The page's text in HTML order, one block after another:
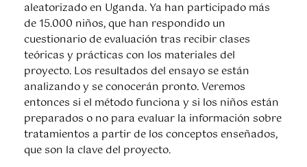
aleatorizado en Uganda. Ya han participado más
de 15.000 niños, que han respondido un
cuestionario de evaluación tras recibir clases
teóricas y prácticas con los materiales del
proyecto. Los resultados del ensayo se están
analizando y se conocerán pronto. Veremos
entonces si el método funciona y si los niños están
preparados o no para evaluar la información sobre
tratamientos a partir de los conceptos enseñados,
que son la clave del proyecto.